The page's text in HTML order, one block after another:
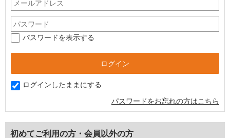
パスワードを表示する
ログインしたままにする
パスワードをお忘れの方はこちら
初めてご利用の方・会員以外の方